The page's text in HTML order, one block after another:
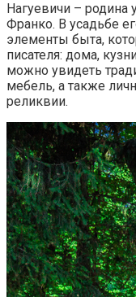
Нагуевичи – родина
Франко. В усадьбе
элементы быта,
писателя: дома,
можно увидеть
мебель, а также
реликвии.